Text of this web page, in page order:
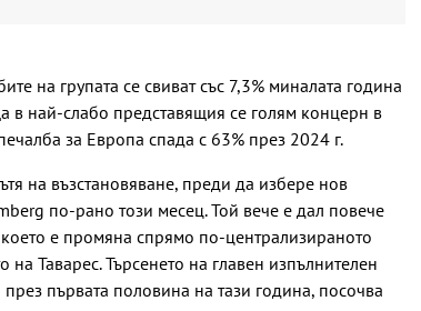
на групата се свиват със 7,3% миналата година
в най-слабо представящия се голям концерн в
за Европа спада с 63% през 2024 г.
на възстановяване, преди да избере нов
по-рано този месец. Той вече е дал повече
е промяна спрямо по-централизираното
Таварес. Търсенето на главен изпълнителен
първата половина на тази година, посочва
катастрофи у нас за
последните 24 часа
продължава да спада
Николова: Ще покажа